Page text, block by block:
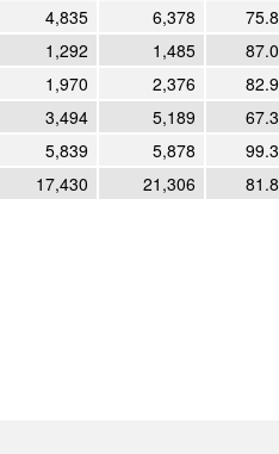
4,835 6,378 75.8
1,292 1,485 87.0
1,970 2,376 82.9
3,494 5,189 67.3
5,839 5,878 99.3
17,430 21,306 81.8